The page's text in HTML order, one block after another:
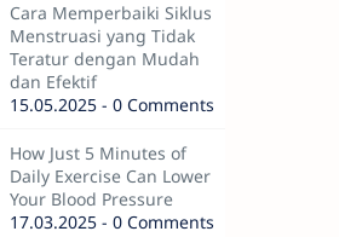
Cara Memperbaiki Siklus
Menstruasi yang Tidak
Teratur dengan Mudah
dan Efektif
15.05.2025 - 0 Comments
How Just 5 Minutes of
Daily Exercise Can Lower
Your Blood Pressure
17.03.2025 - 0 Comments